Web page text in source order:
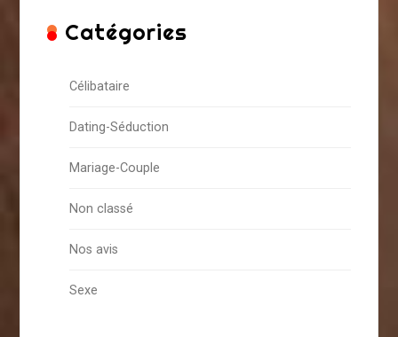
Catégories
Célibataire
Dating-Séduction
Mariage-Couple
Non classé
Nos avis
Sexe